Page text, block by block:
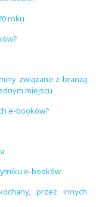
roku
związane z branżą
miejscu
e-booków?
e-booków
przez innych